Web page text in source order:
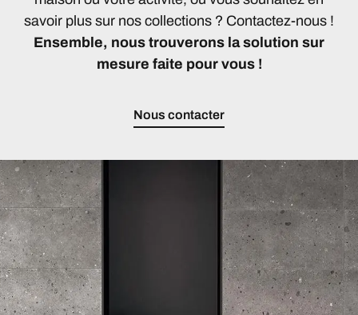
savoir plus sur nos collections ? Contactez-nous !
Ensemble, nous trouverons la solution sur
mesure faite pour vous !
Nous contacter